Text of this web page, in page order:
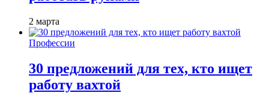
2 марта
Профессии
30 предложений для тех, кто ищет
работу вахтой